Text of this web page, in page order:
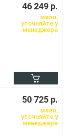
46 249 р.
мало,
уточняйте у
менеджера
50 725 р.
мало,
уточняйте у
менеджера